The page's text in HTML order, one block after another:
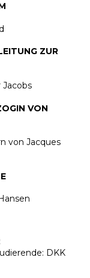
ZUR
VON
von Jacques
DKK